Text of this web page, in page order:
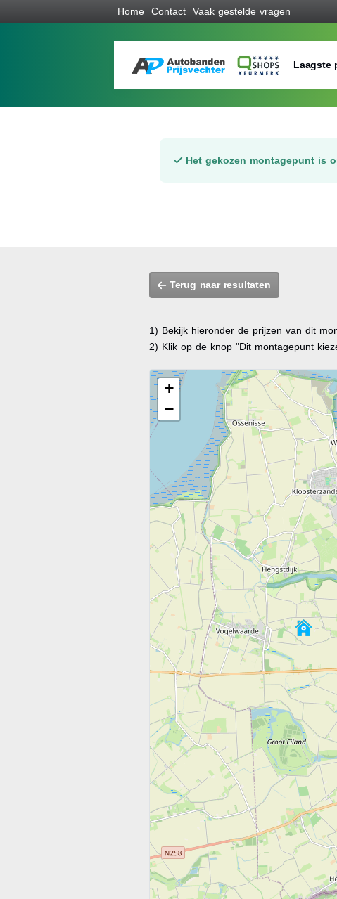
Home Contact Vaak gestelde vragen
Laagste
Het gekozen montagepunt is
Terug naar resultaten
1) Bekijk hieronder de prijzen van dit
2) Klik op de knop "Dit montagepunt
+
−